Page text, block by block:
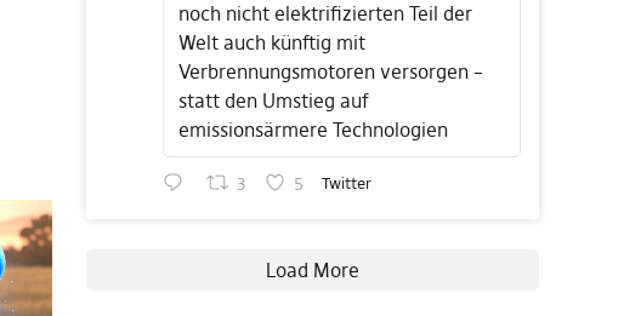
noch nicht elektrifizierten Teil der
Welt auch künftig mit
Verbrennungsmotoren versorgen –
statt den Umstieg auf
emissionsärmere Technologien
3 5 Twitter
Load More